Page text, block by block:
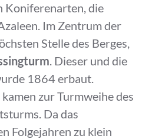
Koniferenarten, die
Im Zentrum der
Stelle des Berges,
. Dieser und die
1864 erbaut.
zur Turmweihe des
Da das
Folgejahren zu klein